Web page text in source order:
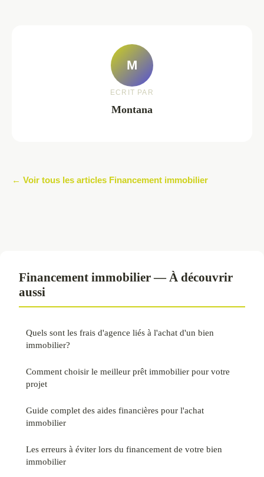
M
ECRIT PAR
Montana
← Voir tous les articles Financement immobilier
Financement immobilier — À découvrir
aussi
Quels sont les frais d'agence liés à l'achat d'un bien
immobilier?
Comment choisir le meilleur prêt immobilier pour votre
projet
Guide complet des aides financières pour l'achat
immobilier
Les erreurs à éviter lors du financement de votre bien
immobilier